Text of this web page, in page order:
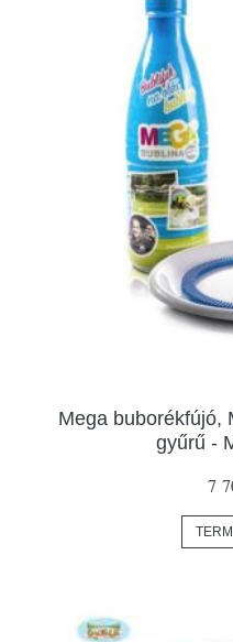
Mega buborékfújó,
gyűrű -
7